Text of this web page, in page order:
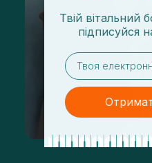
Твій вітальний
підписуйся
email